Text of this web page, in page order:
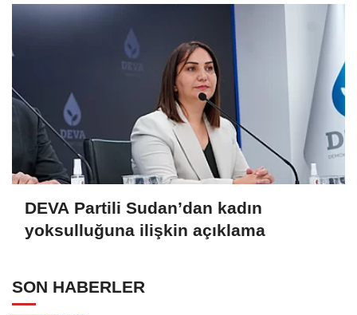
DEVA Partili Sudan’dan kadın
yoksulluğuna ilişkin açıklama
SON HABERLER